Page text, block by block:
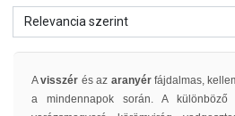
Relevancia szerint
Avisszér és az aranyérfájdalmas,
a mindennapok során. A